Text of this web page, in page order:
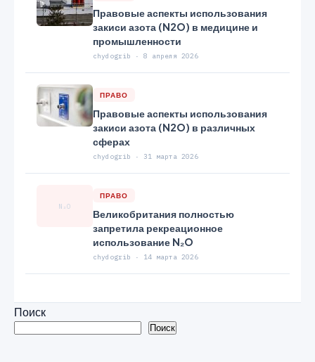
Правовые аспекты использования
закиси азота (N2O) в медицине и
промышленности
chydogrib · 8 апреля 2026
ПРАВО
Правовые аспекты использования
закиси азота (N2O) в различных
сферах
chydogrib · 31 марта 2026
N₂O
ПРАВО
Великобритания полностью
запретила рекреационное
использование N₂O
chydogrib · 14 марта 2026
Поиск
Поиск